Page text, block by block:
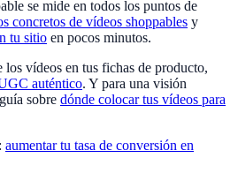
se mide en todos los puntos de
concretos de vídeos shoppables y
tu sitio en pocos minutos.
los vídeos en tus fichas de producto,
auténtico. Y para una visión
sobre dónde colocar tus vídeos para
aumentar tu tasa de conversión en